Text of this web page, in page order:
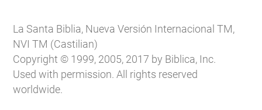
La Santa Biblia, Nueva Versión Internacional TM,
NVI TM (Castilian)
Copyright © 1999, 2005, 2017 by Biblica, Inc.
Used with permission. All rights reserved
worldwide.